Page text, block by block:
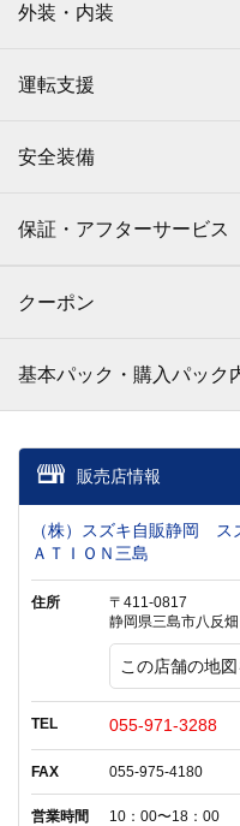
外装・内装
運転支援
安全装備
保証・アフターサービス
クーポン
基本パック・購入パック
販売店情報
（株）スズキ自販静岡
ＡＴＩＯＮ三島
住所
〒411-0817
静岡県三島市八反畑
この店舗の地
TEL 055-971-3288
FAX 055-975-4180
営業時間 10：00〜18：00